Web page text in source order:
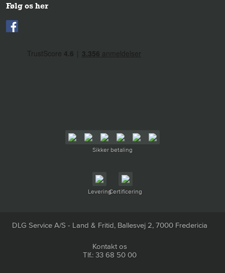
Følg os her
Sikker betaling
LeveringCertificering
DLG Service A/S - Land & Fritid, Ballesvej 2, 7000 Fredericia
Kontakt os
Tlf.: 33 68 50 00